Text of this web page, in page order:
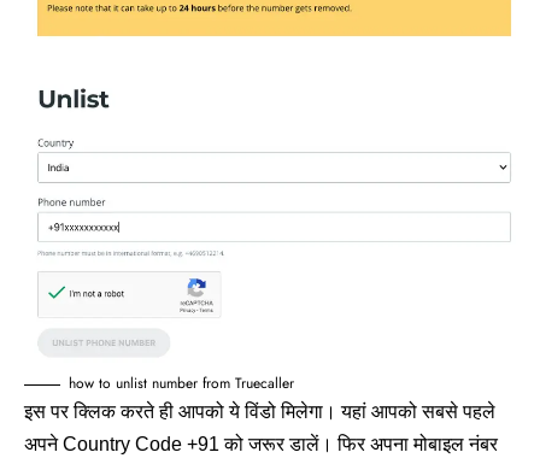
how to unlist number from Truecaller
इस पर क्लिक करते ही आपको ये विंडो मिलेगा। यहां आपको सबसे पहले
अपने Country Code +91 को जरूर डालें। फिर अपना मोबाइल नंबर